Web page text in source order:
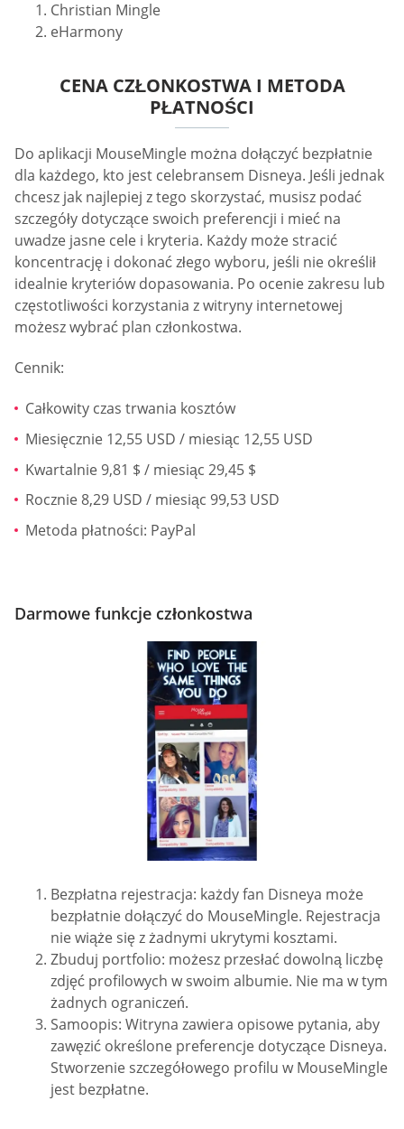
Christian Mingle
eHarmony
CENA CZŁONKOSTWA I METODA
PŁATNOŚCI
Do aplikacji MouseMingle można dołączyć bezpłatnie
dla każdego, kto jest celebransem Disneya. Jeśli jednak
chcesz jak najlepiej z tego skorzystać, musisz podać
szczegóły dotyczące swoich preferencji i mieć na
uwadze jasne cele i kryteria. Każdy może stracić
koncentrację i dokonać złego wyboru, jeśli nie określił
idealnie kryteriów dopasowania. Po ocenie zakresu lub
częstotliwości korzystania z witryny internetowej
możesz wybrać plan członkostwa.
Cennik:
Całkowity czas trwania kosztów
Miesięcznie 12,55 USD / miesiąc 12,55 USD
Kwartalnie 9,81 $ / miesiąc 29,45 $
Rocznie 8,29 USD / miesiąc 99,53 USD
Metoda płatności: PayPal
Darmowe funkcje członkostwa
Bezpłatna rejestracja: każdy fan Disneya może
bezpłatnie dołączyć do MouseMingle. Rejestracja
nie wiąże się z żadnymi ukrytymi kosztami.
Zbuduj portfolio: możesz przesłać dowolną liczbę
zdjęć profilowych w swoim albumie. Nie ma w tym
żadnych ograniczeń.
Samoopis: Witryna zawiera opisowe pytania, aby
zawęzić określone preferencje dotyczące Disneya.
Stworzenie szczegółowego profilu w MouseMingle
jest bezpłatne.